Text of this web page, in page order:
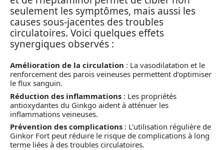
seulement les symptômes, mais aussi les
causes sous-jacentes des troubles
circulatoires. Voici quelques effets
synergiques observés :
Amélioration de la circulation : La vasodilatation et le
renforcement des parois veineuses permettent d’optimiser
le flux sanguin.
Réduction des inflammations : Les propriétés
antioxydantes du Ginkgo aident à atténuer les
inflammations veineuses.
Prévention des complications : L’utilisation régulière de
Ginkor Fort peut réduire le risque de complications à long
terme liées à des troubles circulatoires.